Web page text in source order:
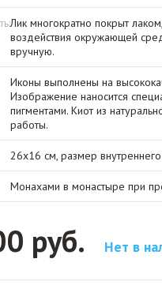
Лик многократно покрыт
воздействия окружающей
вручную.
Иконы выполнены на
Изображение наносится
пигментами. Киот из
работы.
26х16 см, размер
Монахами в монастыре при
руб. Нет в